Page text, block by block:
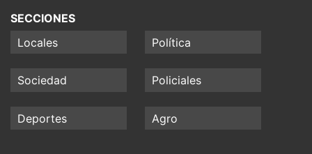
SECCIONES
Locales
Política
Sociedad Policiales
Deportes Agro